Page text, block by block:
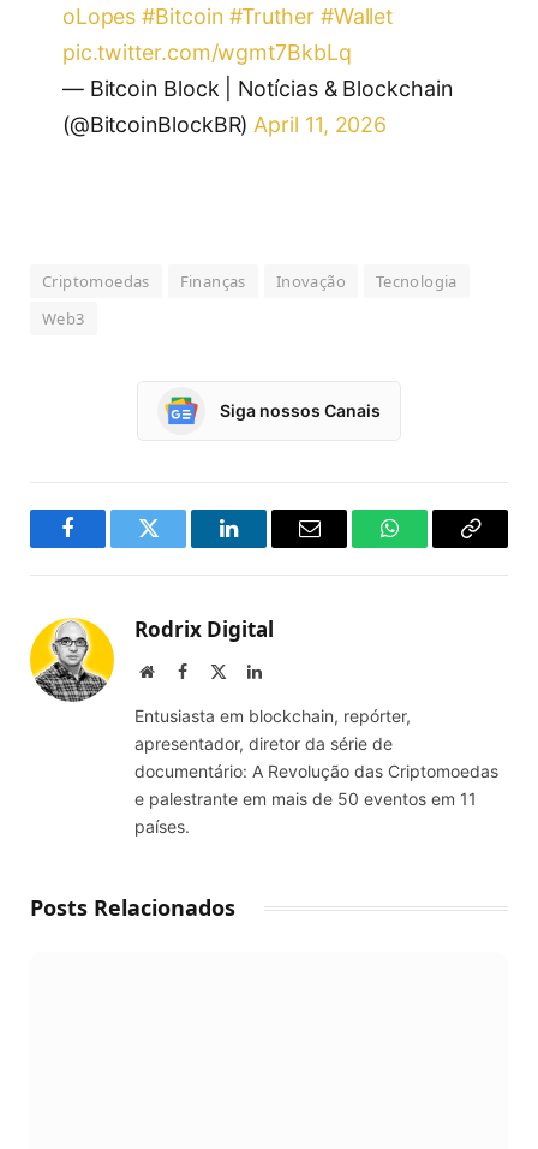
oLopes #Bitcoin #Truther #Wallet
pic.twitter.com/wgmt7BkbLq
— Bitcoin Block | Notícias & Blockchain
(@BitcoinBlockBR)April 11, 2026
Criptomoedas Finanças Inovação
Tecnologia
Web3
Siga nossos Canais
FacebookTwitter LinkedInEmail WhatsAppCopy
Rodrix Digital
WebsiteFacebook LinkedIn
Entusiasta em blockchain, repórter,
apresentador, diretor da série de
documentário: A Revolução das Criptomoedas
e palestrante em mais de 50 eventos em 11
países.
Posts Relacionados